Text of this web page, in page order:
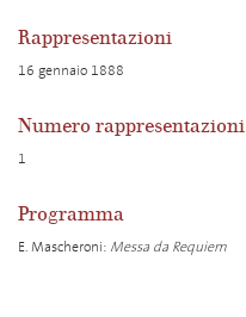
Rappresentazioni
16 gennaio 1888
Numero rappresentazioni
1
Programma
E. Mascheroni: Messa da Requiem